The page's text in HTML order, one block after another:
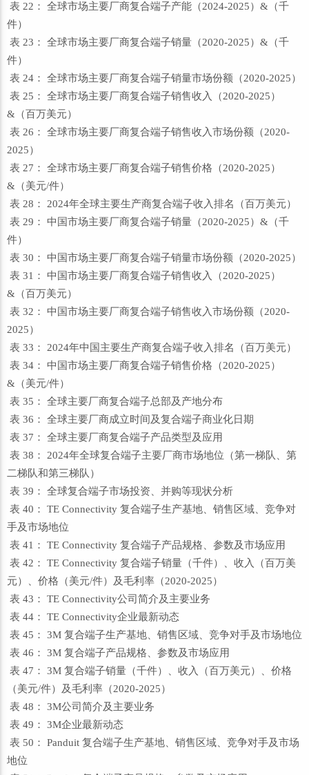
表 22： 全球市场主要厂商复合端子产能（2024-2025）&（千
件）
表 23： 全球市场主要厂商复合端子销量（2020-2025）&（千
件）
表 24： 全球市场主要厂商复合端子销量市场份额（2020-2025）
表 25： 全球市场主要厂商复合端子销售收入（2020-2025）
&（百万美元）
表 26： 全球市场主要厂商复合端子销售收入市场份额（2020-
2025）
表 27： 全球市场主要厂商复合端子销售价格（2020-2025）
&（美元/件）
表 28： 2024年全球主要生产商复合端子收入排名（百万美元）
表 29： 中国市场主要厂商复合端子销量（2020-2025）&（千
件）
表 30： 中国市场主要厂商复合端子销量市场份额（2020-2025）
表 31： 中国市场主要厂商复合端子销售收入（2020-2025）
&（百万美元）
表 32： 中国市场主要厂商复合端子销售收入市场份额（2020-
2025）
表 33： 2024年中国主要生产商复合端子收入排名（百万美元）
表 34： 中国市场主要厂商复合端子销售价格（2020-2025）
&（美元/件）
表 35： 全球主要厂商复合端子总部及产地分布
表 36： 全球主要厂商成立时间及复合端子商业化日期
表 37： 全球主要厂商复合端子产品类型及应用
表 38： 2024年全球复合端子主要厂商市场地位（第一梯队、第
二梯队和第三梯队）
表 39： 全球复合端子市场投资、并购等现状分析
表 40： TE Connectivity 复合端子生产基地、销售区域、竞争对
手及市场地位
表 41： TE Connectivity 复合端子产品规格、参数及市场应用
表 42： TE Connectivity 复合端子销量（千件）、收入（百万美
元）、价格（美元/件）及毛利率（2020-2025）
表 43： TE Connectivity公司简介及主要业务
表 44： TE Connectivity企业最新动态
表 45： 3M 复合端子生产基地、销售区域、竞争对手及市场地位
表 46： 3M 复合端子产品规格、参数及市场应用
表 47： 3M 复合端子销量（千件）、收入（百万美元）、价格
（美元/件）及毛利率（2020-2025）
表 48： 3M公司简介及主要业务
表 49： 3M企业最新动态
表 50： Panduit 复合端子生产基地、销售区域、竞争对手及市场
地位